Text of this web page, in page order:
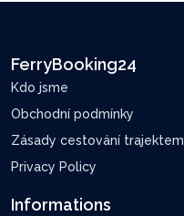
FerryBooking24
Kdo jsme
Obchodní podmínky
Zásady cestování trajektem
Privacy Policy
Informations